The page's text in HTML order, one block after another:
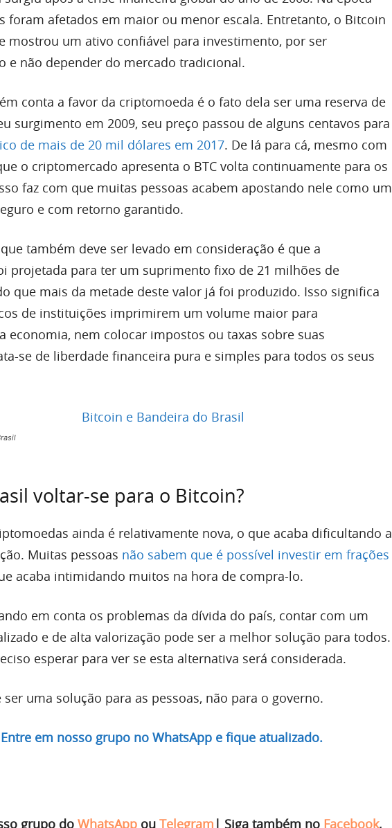
foram afetados em maior ou menor escala. Entretanto, o Bitcoin
mostrou um ativo confiável para investimento, por ser
e não depender do mercado tradicional.
conta a favor da criptomoeda é o fato dela ser uma reserva de
surgimento em 2009, seu preço passou de alguns centavos para
de mais de 20 mil dólares em 2017. De lá para cá, mesmo com
o criptomercado apresenta o BTC volta continuamente para os
faz com que muitas pessoas acabem apostando nele como um
e com retorno garantido.
também deve ser levado em consideração é que a
projetada para ter um suprimento fixo de 21 milhões de
que mais da metade deste valor já foi produzido. Isso significa
de instituições imprimirem um volume maior para
economia, nem colocar impostos ou taxas sobre suas
se de liberdade financeira pura e simples para todos os seus
voltar-se para o Bitcoin?
ainda é relativamente nova, o que acaba dificultando a
Muitas pessoas não sabem que é possível investir em frações
acaba intimidando muitos na hora de compra-lo.
em conta os problemas da dívida do país, contar com um
e de alta valorização pode ser a melhor solução para todos.
esperar para ver se esta alternativa será considerada.
uma solução para as pessoas, não para o governo.
em nosso grupo no WhatsApp e fique atualizado.
grupo do WhatsApp ou Telegram | Siga também no Facebook,